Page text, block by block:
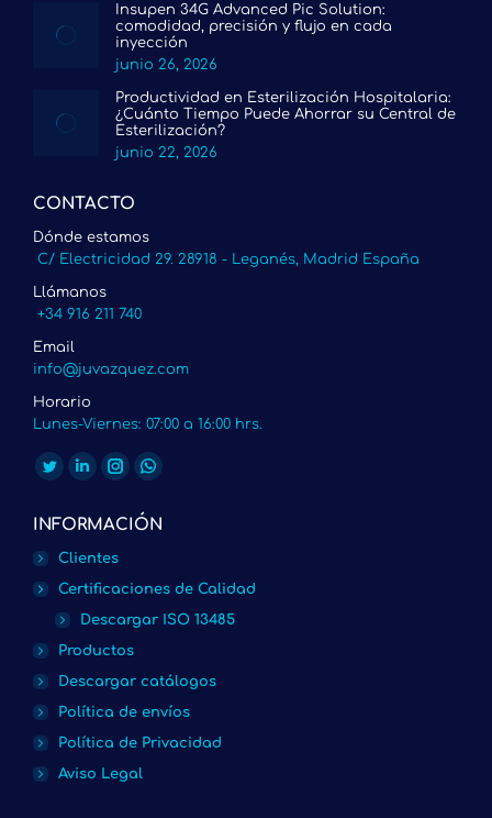
Insupen 34G Advanced Pic Solution:
comodidad, precisión y flujo en cada
inyección
junio 26, 2026
Productividad en Esterilización Hospitalaria:
¿Cuánto Tiempo Puede Ahorrar su Central de
Esterilización?
junio 22, 2026
CONTACTO
Dónde estamos
C/ Electricidad 29. 28918 - Leganés, Madrid España
Llámanos
+34 916 211 740
Email
info@juvazquez.com
Horario
Lunes-Viernes: 07:00 a 16:00 hrs.
Encuéntranos en:
Twitter
opens
in
new
window
Linkedin
opens
in
new
window
Instagram
opens
in
new
window
Whatsapp
new
window
INFORMACIÓN
Clientes
Certificaciones de Calidad
Descargar ISO 13485
Productos
Descargar catálogos
Política de envíos
Política de Privacidad
Aviso Legal